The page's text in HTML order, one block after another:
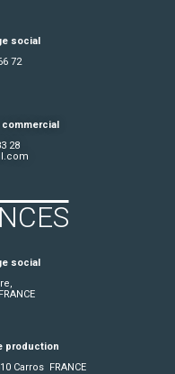
social
72
28
social
production
Carros FRANCE